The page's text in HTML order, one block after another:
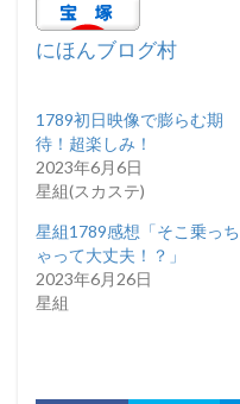
にほんブログ村
1789初日映像で膨らむ期
待！超楽しみ！
2023年6月6日
星組(スカステ)
星組1789感想「そこ乗っち
ゃって大丈夫！？」
2023年6月26日
星組